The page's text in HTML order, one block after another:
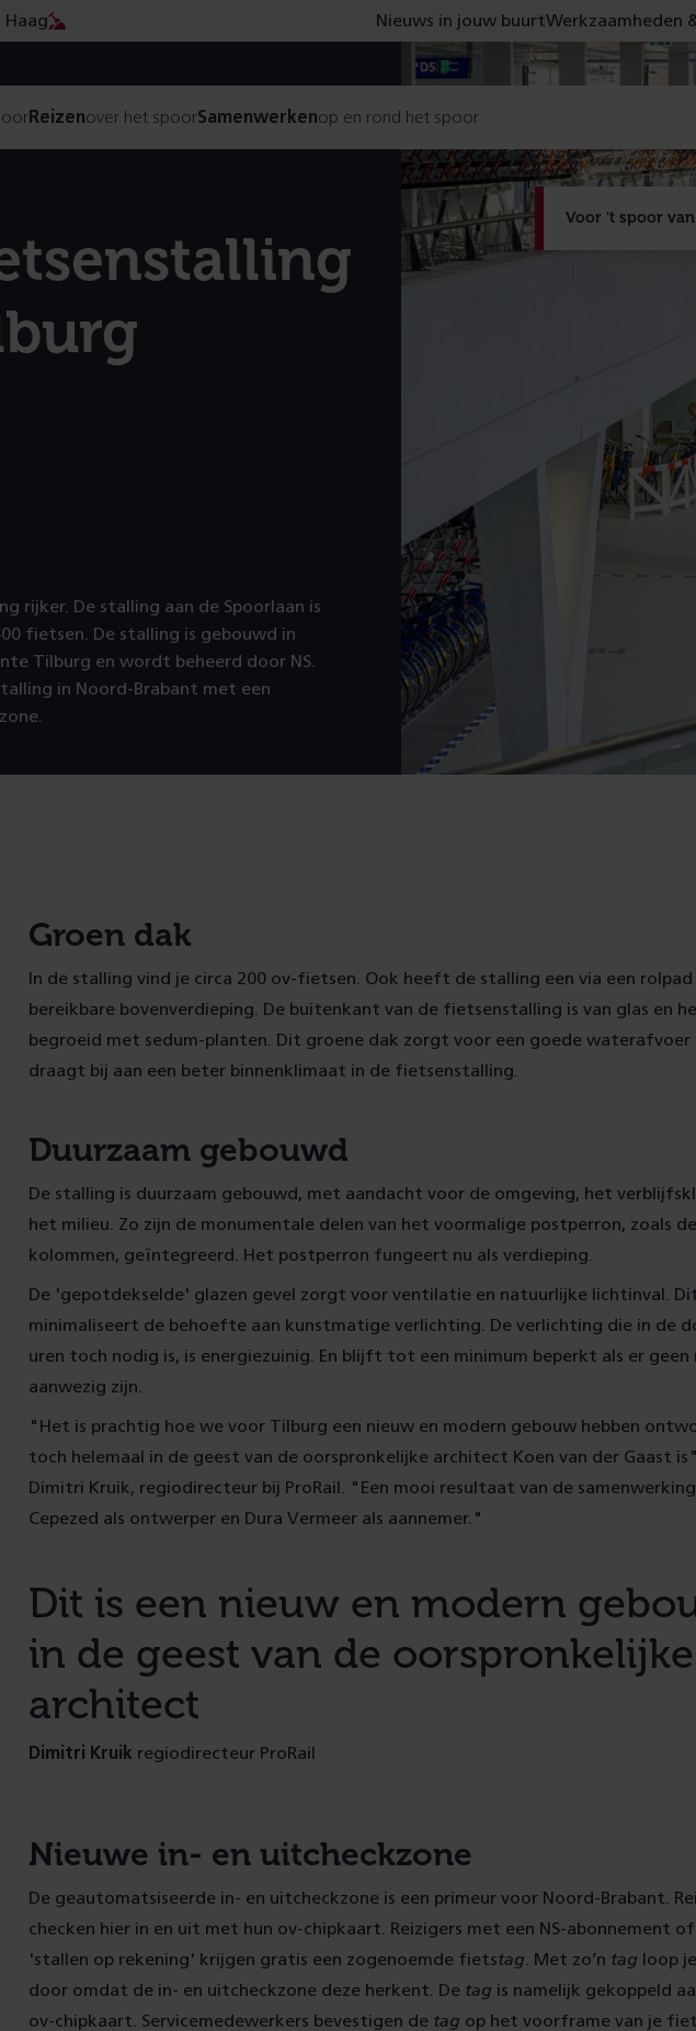
Voor 't spoor
Haag Nieuws in jouw buurtWerkzaamheden
Reizenover het spoorSamenwerkenop en rond het spoor
rijker. De stalling aan de Spoorlaan is
fietsen. De stalling is gebouwd in
Tilburg en wordt beheerd door NS.
in Noord-Brabant met een
Groen dak
In de stalling vind je circa 200 ov-fietsen. Ook heeft de stalling een via een rolpad
bereikbare bovenverdieping. De buitenkant van de fietsenstalling is van glas en
begroeid met sedum-planten. Dit groene dak zorgt voor een goede waterafvoer
draagt bij aan een beter binnenklimaat in de fietsenstalling.
Duurzaam gebouwd
De stalling is duurzaam gebouwd, met aandacht voor de omgeving, het
het milieu. Zo zijn de monumentale delen van het voormalige postperron, zoals
kolommen, geïntegreerd. Het postperron fungeert nu als verdieping.
De 'gepotdekselde' glazen gevel zorgt voor ventilatie en natuurlijke lichtinval.
minimaliseert de behoefte aan kunstmatige verlichting. De verlichting die in de
uren toch nodig is, is energiezuinig. En blijft tot een minimum beperkt als er geen
aanwezig zijn.
"Het is prachtig hoe we voor Tilburg een nieuw en modern gebouw hebben
toch helemaal in de geest van de oorspronkelijke architect Koen van der Gaast
Dimitri Kruik, regiodirecteur bij ProRail. "Een mooi resultaat van de
Cepezed als ontwerper en Dura Vermeer als aannemer."
Dit is een nieuw en modern
in de geest van de oorspronkelijke
architect
Dimitri Kruik regiodirecteur ProRail
Nieuwe in- en uitcheckzone
De geautomatsiseerde in- en uitcheckzone is een primeur voor Noord-Brabant.
checken hier in en uit met hun ov-chipkaart. Reizigers met een NS-abonnement
'stallen op rekening' krijgen gratis een zogenoemde fietstag . Met zo’n tag loop
door omdat de in- en uitcheckzone deze herkent. De tag is namelijk gekoppeld
ov-chipkaart. Servicemedewerkers bevestigen de tag op het voorframe van je